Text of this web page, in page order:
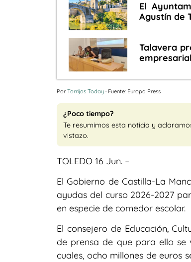
El
Agustín de
Talavera
empresarial
Por Torrijos Today · Fuente: Europa Press
¿Poco tiempo?
Te resumimos esta noticia y
vistazo.
TOLEDO 16 Jun. –
El Gobierno de Castilla-La
ayudas del curso 2026-2027
en especie de comedor escolar.
El consejero de Educación,
de prensa de que para ello se
cuales, ocho millones de euros